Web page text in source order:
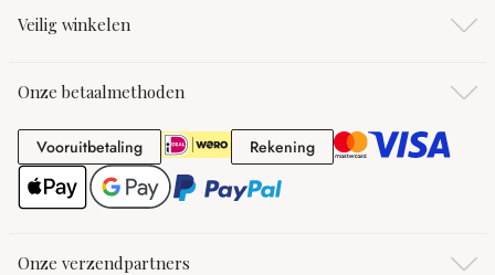
Veilig winkelen
Onze betaalmethoden
VooruitbetalingVooruitbetaling RekeningRekening
Onze verzendpartners